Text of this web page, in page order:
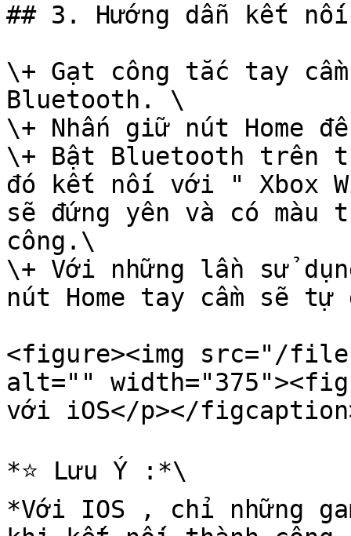
## 3. Hướng dẫn kết
\+ Gạt công tắc tay
Bluetooth. \
\+ Nhấn giữ nút Home
\+ Bật Bluetooth trên
đó kết nối với " Xbox
sẽ đứng yên và có
công.\
\+ Với những lần sử
nút Home tay cầm sẽ
<figure><img src="/files/
alt=""
với iOS</p></
*⭐️ Lưu Ý :*\
*Với IOS , chỉ những